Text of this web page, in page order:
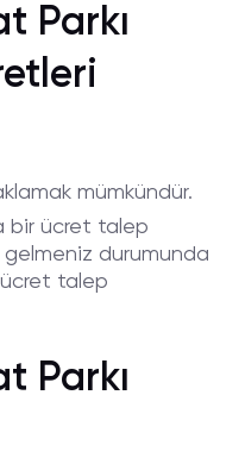
Parkı
mümkündür.
bir ücret talep
durumunda
ücret talep
Parkı